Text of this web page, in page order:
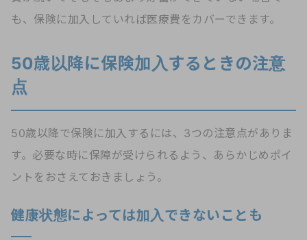
も、保険に加入していれば医療費をカバーできます。
50歳以降に保険加入するときの注意
点
50歳以降で保険に加入するには、3つの注意点がありま
す。必要な時に保障が受けられるよう、あらかじめポイ
ントをおさえておきましょう。
健康状態によっては加入できないことも